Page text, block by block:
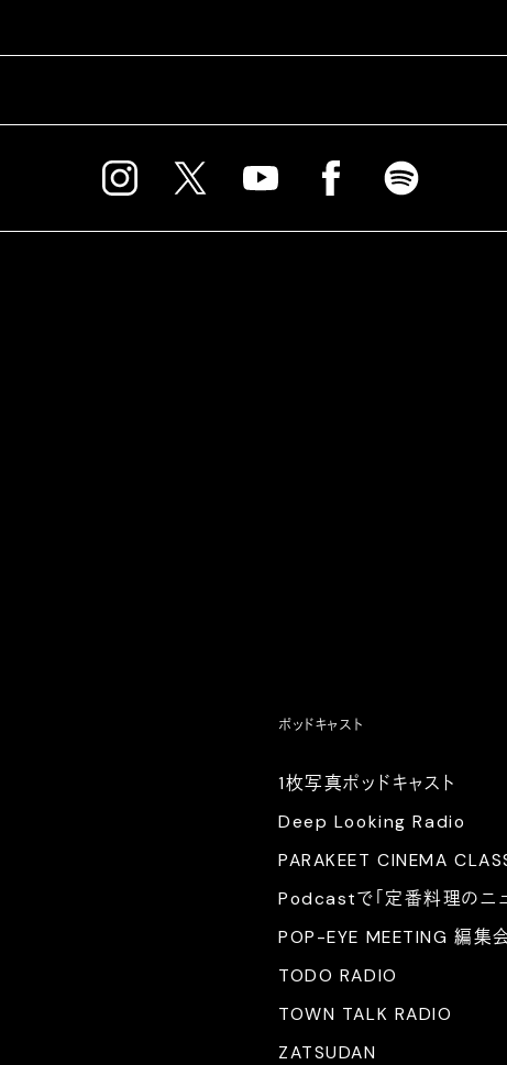
ポッドキャスト
1枚写真ポッドキャスト
Deep Looking Radio
PARAKEET CINEMA
Podcastで「定番料理のニュ
POP-EYE MEETING 編集
TODO RADIO
TOWN TALK RADIO
ZATSUDAN